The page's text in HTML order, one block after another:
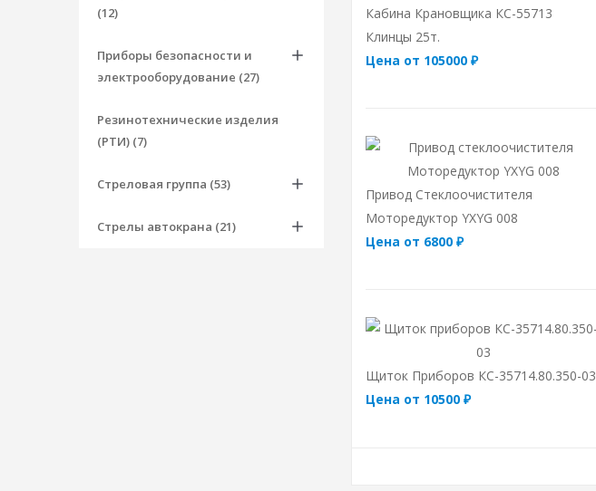
(12)
Приборы безопасности и
электрооборудование (27)
Резинотехнические изделия
(РТИ) (7)
Стреловая группа (53)
Стрелы автокрана (21)
Кабина Крановщика КС-55713
Клинцы 25т.
Цена от 105000 ₽
Привод Стеклоочистителя
Моторедуктор YXYG 008
Цена от 6800 ₽
Щиток Приборов КС-35714.80.350-03
Цена от 10500 ₽